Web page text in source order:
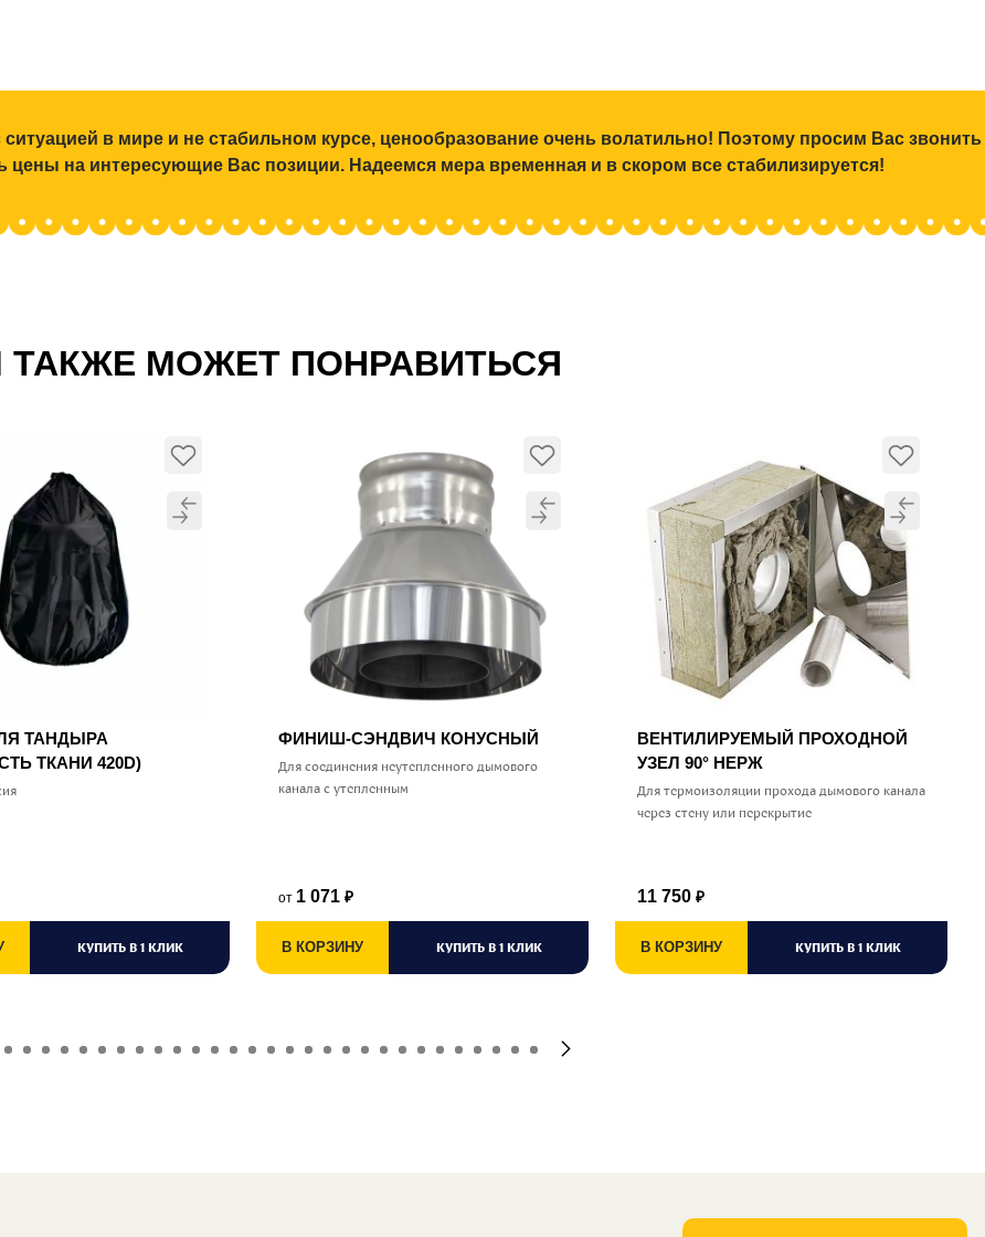
в мире и не стабильном курсе, ценообразование очень волатильно! Поэтому просим Вас звонить
цены на интересующие Вас позиции. Надеемся мера временная и в скором все стабилизируется!
ТАКЖЕ МОЖЕТ ПОНРАВИТЬСЯ
ТАНДЫРА
ТКАНИ 420D)
КУПИТЬ В 1 КЛИК
ФИНИШ-СЭНДВИЧ КОНУСНЫЙ
Для соединения неутепленного дымового
канала с утепленным
от 1 071 ₽
В КОРЗИНУ КУПИТЬ В 1 КЛИК
ВЕНТИЛИРУЕМЫЙ ПРОХОДНОЙ
УЗЕЛ 90° НЕРЖ
Для термоизоляции прохода дымового канала
через стену или перекрытие
11 750 ₽
В КОРЗИНУ КУПИТЬ В 1 КЛИК